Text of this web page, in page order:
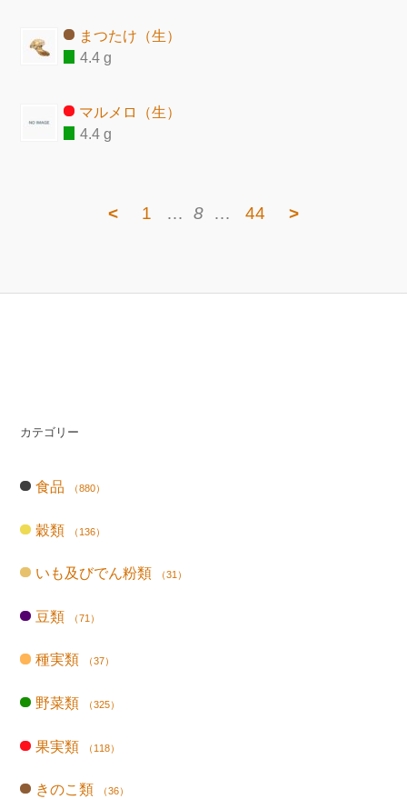
まつたけ（生）
4.4 g
マルメロ（生）
4.4 g
< 1 … 8 … 44 >
カテゴリー
食品 （880）
穀類 （136）
いも及びでん粉類 （31）
豆類 （71）
種実類 （37）
野菜類 （325）
果実類 （118）
きのこ類 （36）